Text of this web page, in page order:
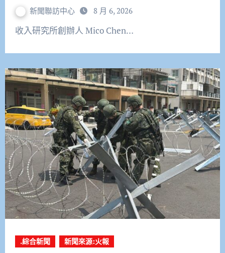
新聞聯訪中心 8 月 6, 2026
收入研究所創辦人 Mico Chen…
.綜合新聞 新聞來源:火報